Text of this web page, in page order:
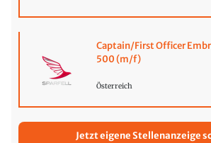
Captain/First Officer
500 (m/f)
Österreich
Jetzt eigene Stellenanzeige